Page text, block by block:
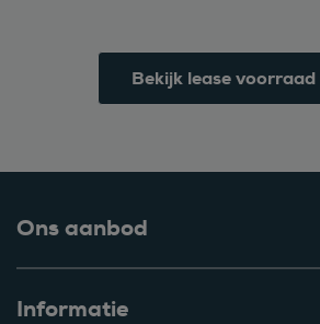
Bekijk lease voorraad
Ons aanbod
Informatie